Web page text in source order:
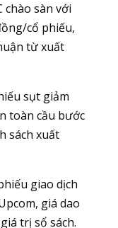
chào sàn với
cổ phiếu,
từ xuất
sụt giảm
toàn cầu bước
sách xuất
giao dịch
giá dao
trị sổ sách.